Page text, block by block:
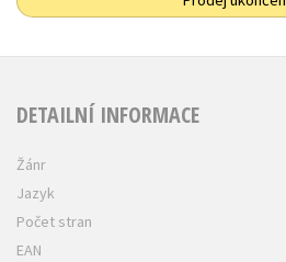
DETAILNÍ INFORMACE
Žánr
Jazyk
Počet stran
EAN